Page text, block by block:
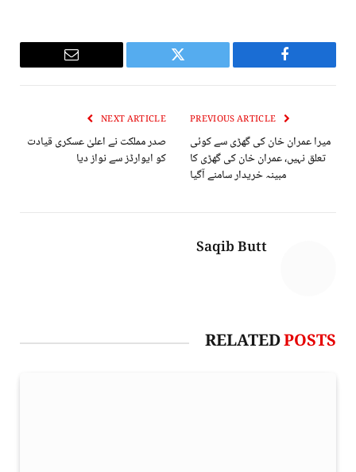
Facebook
Twitter
Email
میرا عمران خان کی گھڑی سے کوئی
تعلق نہیں، عمران خان کی گھڑی کا
مبینہ خریدار سامنے آگیا
NEXT ARTICLE
صدر مملکت نے اعلیٰ عسکری قیادت
کو ایوارڈز سے نواز دیا
Saqib Butt
RELATEDPOSTS